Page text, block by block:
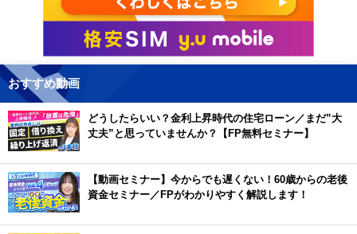
おすすめ動画
どうしたらいい？金利上昇時代の住宅ローン／まだ”大
丈夫”と思っていませんか？【FP無料セミナー】
【動画セミナー】今からでも遅くない！60歳からの老後
資金セミナー／FPがわかりやすく解説します！